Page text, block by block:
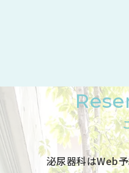
泌尿器科はWeb